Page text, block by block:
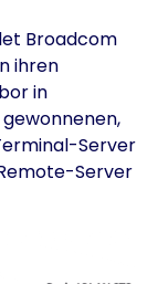
Broadcom
ihren
in
Server
Server